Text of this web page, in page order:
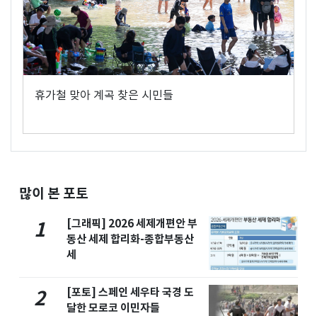
휴가철 맞아 계곡 찾은 시민들
많이 본 포토
1
[그래픽] 2026 세제개편안 부
동산 세제 합리화-종합부동산
세
2
[포토] 스페인 세우타 국경 도
달한 모로코 이민자들